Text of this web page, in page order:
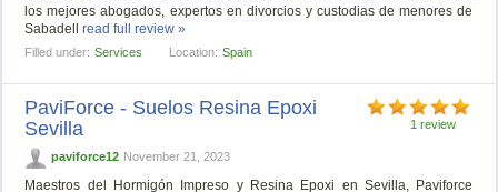
los mejores abogados, expertos en divorcios y custodias de menores de
Sabadellread full review »
Filled under: Services Location: Spain
1 review
PaviForce - Suelos Resina Epoxi
Sevilla
paviforce12 November 21, 2023
Maestros del Hormigón Impreso y Resina Epoxi en Sevilla, Paviforce